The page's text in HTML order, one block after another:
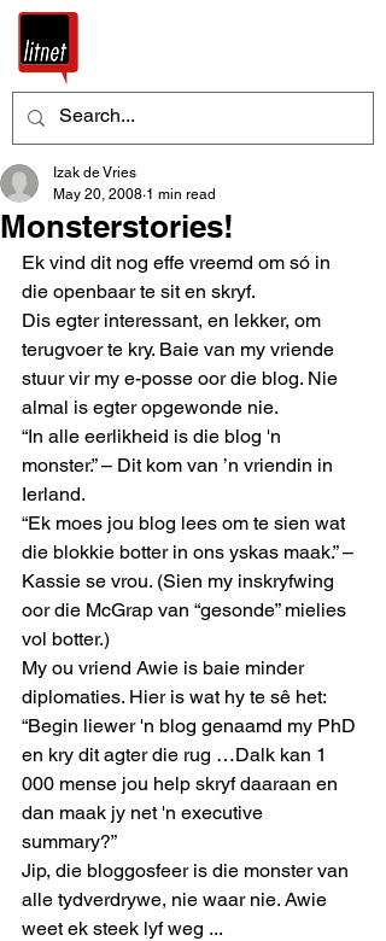
Monsterstories!
Izak de Vries
May 20, 2008 1 min read
Ek vind dit nog effe vreemd om só in
die openbaar te sit en skryf.
Dis egter interessant, en lekker, om
terugvoer te kry. Baie van my vriende
stuur vir my e-posse oor die blog. Nie
almal is egter opgewonde nie.
“In alle eerlikheid is die blog 'n
monster.” – Dit kom van ’n vriendin in
Ierland.
“Ek moes jou blog lees om te sien wat
die blokkie botter in ons yskas maak.” –
Kassie se vrou. (Sien my inskryfwing
oor die McGrap van “gesonde” mielies
vol botter.)
My ou vriend Awie is baie minder
diplomaties. Hier is wat hy te sê het:
“Begin liewer 'n blog genaamd my PhD
en kry dit agter die rug …Dalk kan 1
000 mense jou help skryf daaraan en
dan maak jy net 'n executive
summary?”
Jip, die bloggosfeer is die monster van
alle tydverdrywe, nie waar nie. Awie
weet ek steek lyf weg ...